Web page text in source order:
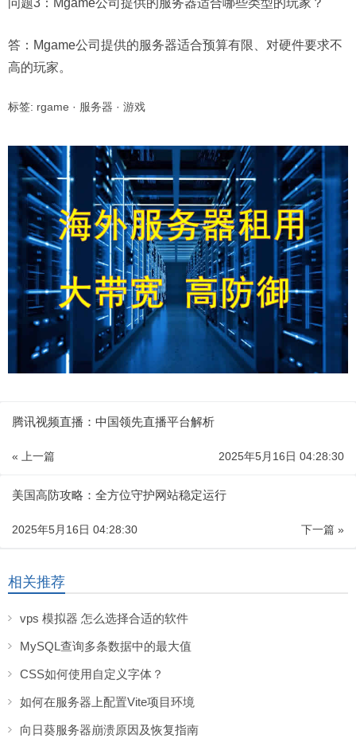
问题3： Mgame公司提供的服务器适合哪些类型的玩家？
答：Mgame公司提供的服务器适合预算有限、对硬件要求不
高的玩家。
标签: rgame · 服务器 · 游戏
腾讯视频直播：中国领先直播平台解析
« 上一篇 2025年5月16日 04:28:30
美国高防攻略：全方位守护网站稳定运行
下一篇 »
2025年5月16日 04:28:30
相关推荐
vps 模拟器 怎么选择合适的软件
MySQL查询多条数据中的最大值
CSS如何使用自定义字体？
如何在服务器上配置Vite项目环境
向日葵服务器崩溃原因及恢复指南